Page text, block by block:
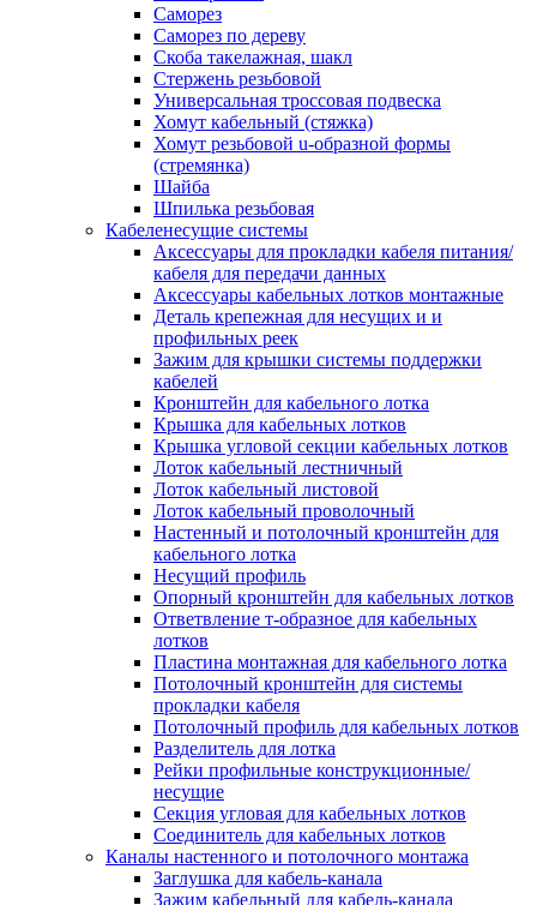
Угол т-образный для кабель-
Колодки клеммные
Аксессуары для клеммной
Колодка заземления клеммная
Нулевая шина
Одно-многополюсная клеммная
разделительная для клеммной
Проходная клеммная колодка
Торцевая клемма клеммной
Короба кабельные
Короб распределительный
Материал монтажный
Держатель кабельный зажимной
Зажим балочный
Зажим/клипса для крепления труб
Скоба крепежная
Скоба с гвоздем
Соединитель провода
Материалы для подключения
Аксессуары для
коробок/корпусов для монтажа в
и в потолке
Зажим безвинтовой клеммный
Коробка клеммная
Коробка распределительная для
Крышка для распределительной
коробки/корпуса для монтажа в
в потолке
Распределительная коробка/
монтажа в стене и в потолке
Распределительная коробка/
Система электромонтажных колонн
Электромонтажная колонна
Системы ввода для кабелей и проводов
Ввод кабельный/сальник
Уплотнитель для кабельного
Саморез
Саморез по дереву
Скоба такелажная, шакл
Стержень резьбовой
Универсальная троссовая подвеска
Хомут кабельный (стяжка)
Хомут резьбовой u-образной формы
(стремянка)
Шайба
Шпилька резьбовая
Кабеленесущие системы
Аксессуары для прокладки кабеля питания/
кабеля для передачи данных
Аксессуары кабельных лотков монтажные
Деталь крепежная для несущих и и
профильных реек
Зажим для крышки системы поддержки
кабелей
Кронштейн для кабельного лотка
Крышка для кабельных лотков
Крышка угловой секции кабельных лотков
Лоток кабельный лестничный
Лоток кабельный листовой
Лоток кабельный проволочный
Настенный и потолочный кронштейн для
кабельного лотка
Несущий профиль
Опорный кронштейн для кабельных лотков
Ответвление т-образное для кабельных
лотков
Пластина монтажная для кабельного лотка
Потолочный кронштейн для системы
прокладки кабеля
Потолочный профиль для кабельных лотков
Разделитель для лотка
Рейки профильные конструкционные/
несущие
Секция угловая для кабельных лотков
Соединитель для кабельных лотков
Каналы настенного и потолочного монтажа
Заглушка для кабель-канала
Зажим кабельный для кабель-канала